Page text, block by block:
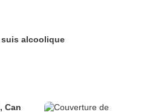
suis alcoolique